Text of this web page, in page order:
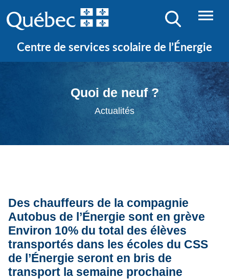
Centre de services scolaire de l’Énergie
Quoi de neuf ?
Actualités
Des chauffeurs de la compagnie
Autobus de l’Énergie sont en grève
Environ 10% du total des élèves
transportés dans les écoles du CSS
de l’Énergie seront en bris de
transport la semaine prochaine